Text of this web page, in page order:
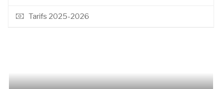
Tarifs 2025-2026